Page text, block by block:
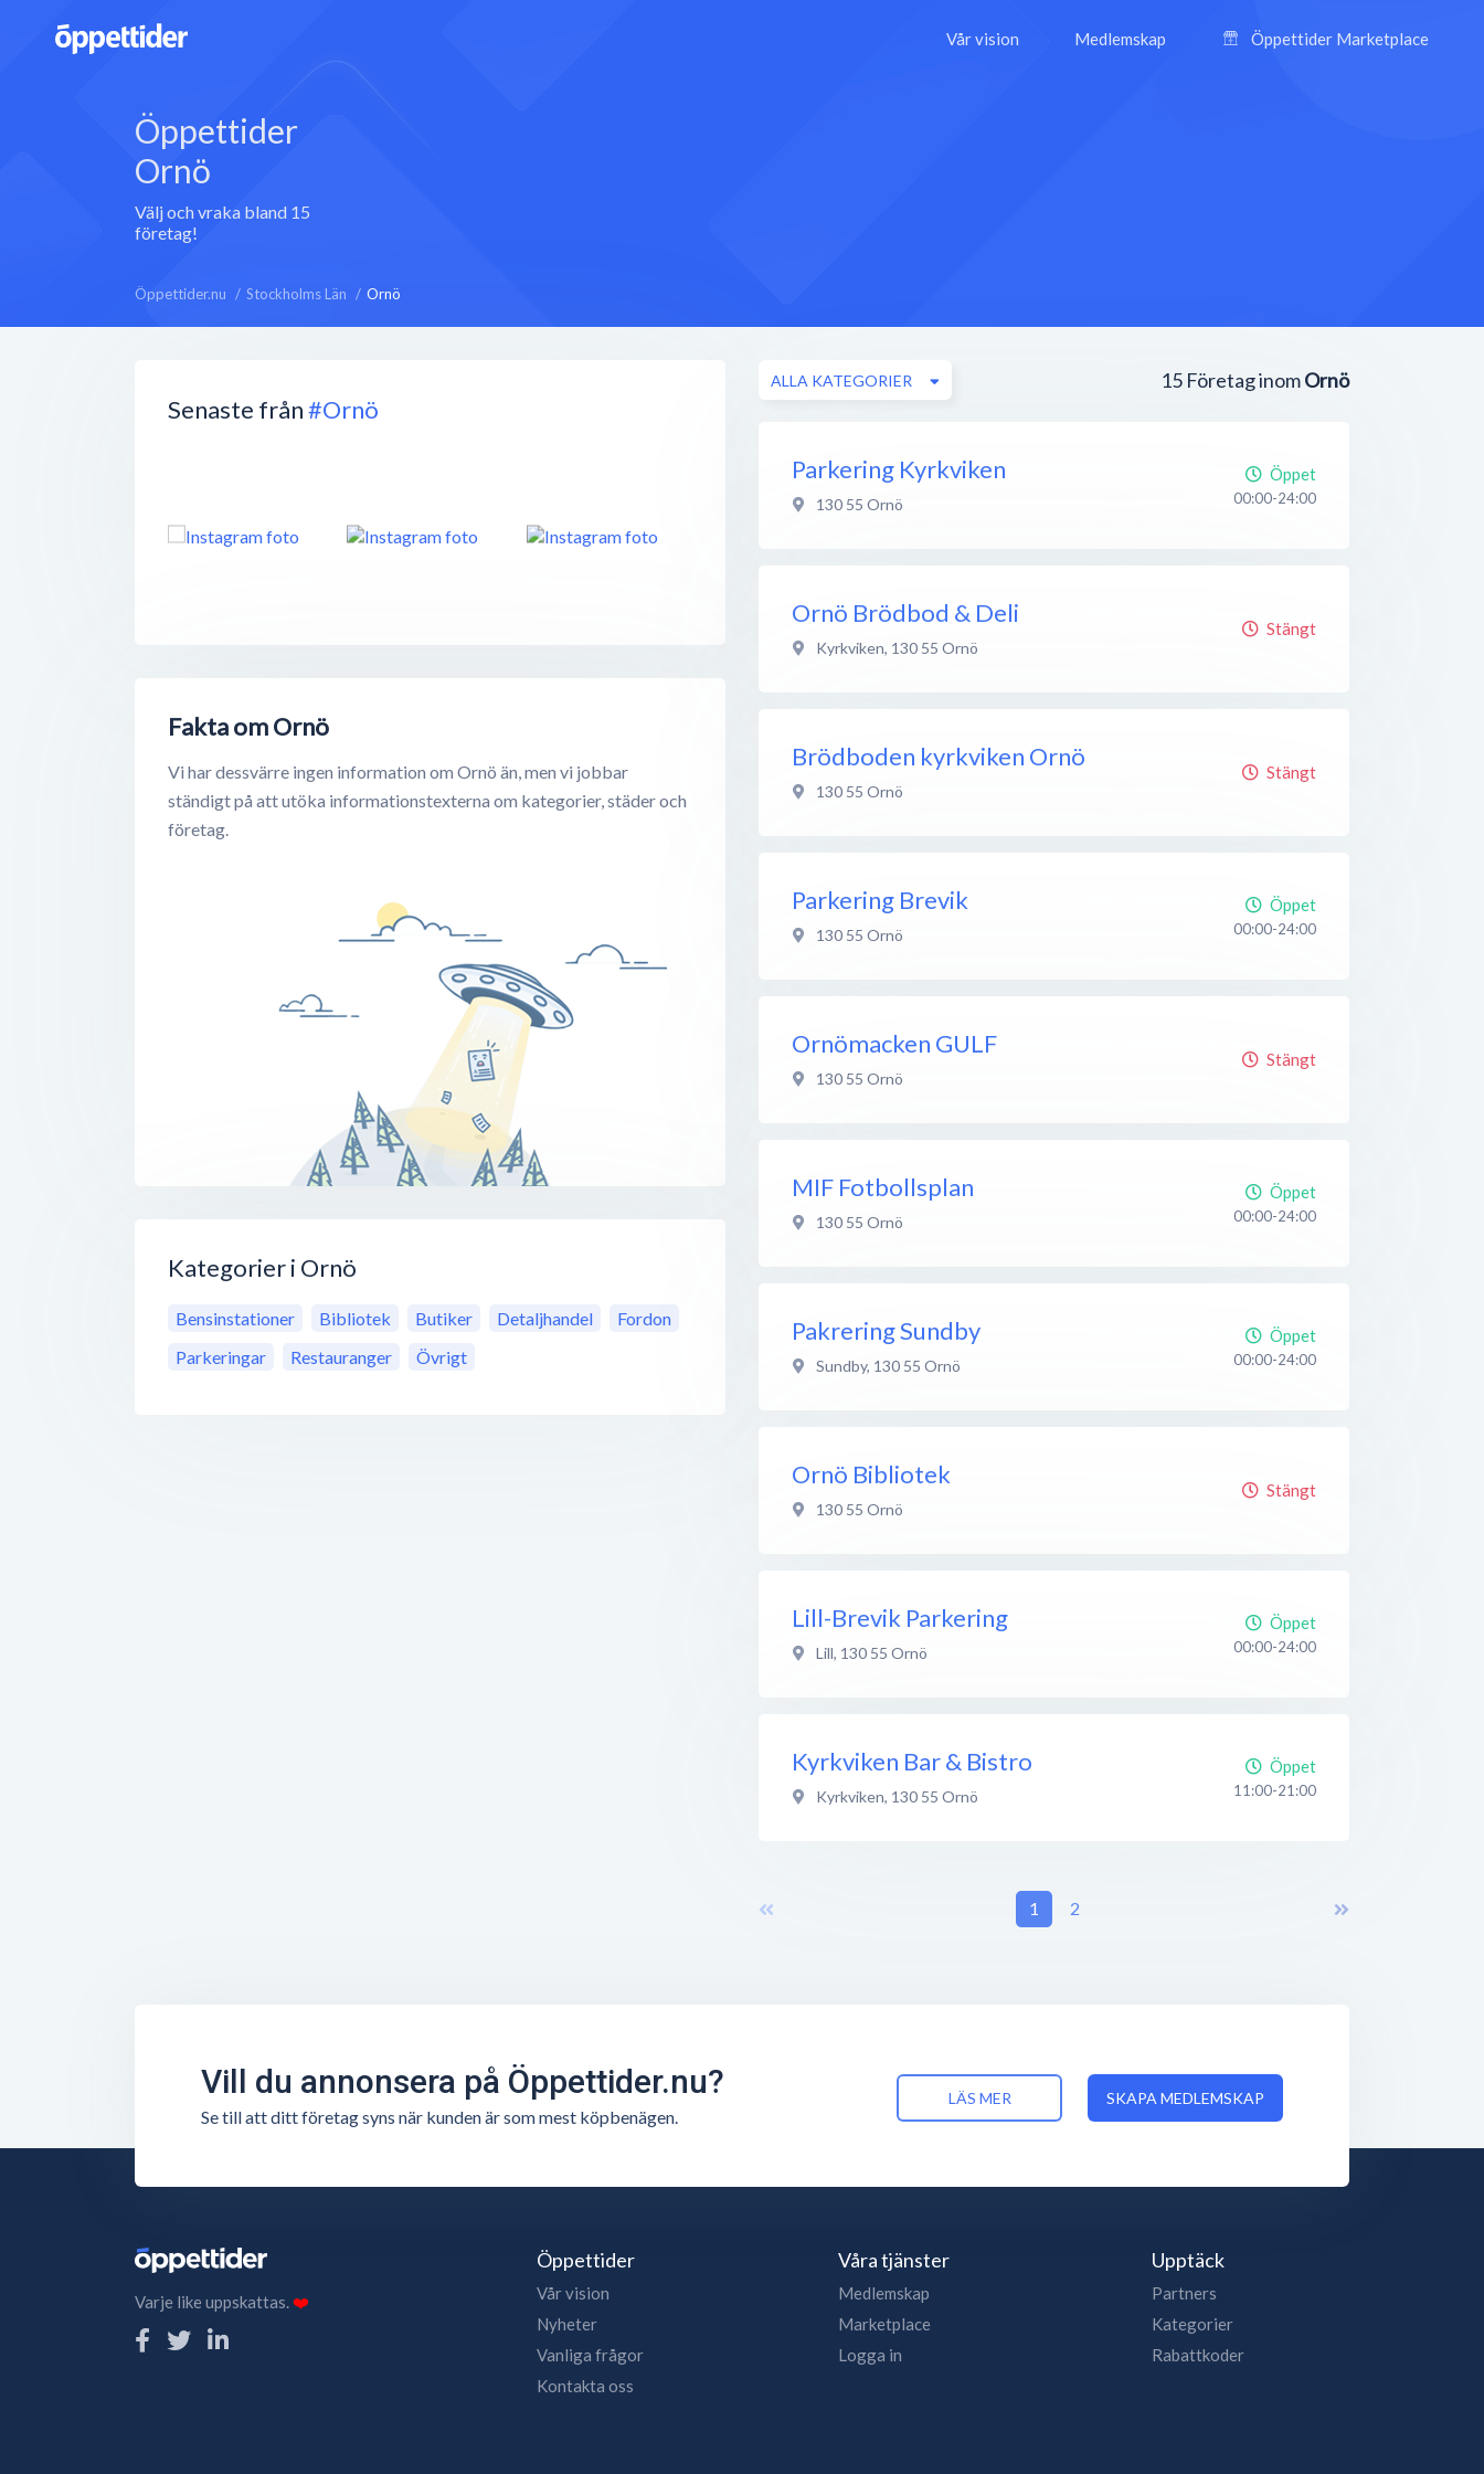
Vår vision Medlemskap Öppettider Marketplace
Öppettider
Ornö
Välj och vraka bland 15
företag!
Öppettider.nu Stockholms Län Ornö
Senaste från#Ornö
Fakta om Ornö
Vi har dessvärre ingen information om Ornö än, men vi jobbar
ständigt på att utöka informationstexterna om kategorier, städer och
företag.
Kategorier i Ornö
Bensinstationer Bibliotek Butiker Detaljhandel
Fordon
Parkeringar
Restauranger Övrigt
15 Företag inomOrnö
ALLA KATEGORIER
Parkering Kyrkviken
130 55 Ornö
Öppet
00:00-24:00
Ornö Brödbod & Deli
Kyrkviken, 130 55 Ornö
Stängt
Brödboden kyrkviken Ornö
130 55 Ornö
Stängt
Parkering Brevik
130 55 Ornö
Öppet
00:00-24:00
Ornömacken GULF
130 55 Ornö
Stängt
MIF Fotbollsplan
130 55 Ornö
Öppet
00:00-24:00
Pakrering Sundby
Sundby, 130 55 Ornö
Öppet
00:00-24:00
Ornö Bibliotek
130 55 Ornö
Stängt
Lill-Brevik Parkering
Lill, 130 55 Ornö
Öppet
00:00-24:00
Kyrkviken Bar & Bistro
Kyrkviken, 130 55 Ornö
Öppet
11:00-21:00
1 2
Vill du annonsera på Öppettider.nu?
Se till att ditt företag syns när kunden är som mest köpbenägen.
LÄS MER SKAPA MEDLEMSKAP
Varje like uppskattas.❤️
Öppettider
Vår vision
Nyheter
Vanliga frågor
Kontakta oss
Våra tjänster
Medlemskap
Marketplace
Logga in
Upptäck
Partners
Kategorier
Rabattkoder